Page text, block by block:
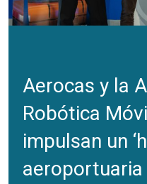
Aerocas y la
Robótica
impulsan un
aeroportuaria